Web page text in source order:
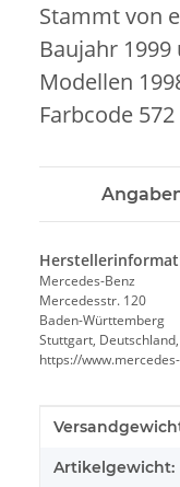
Stammt von
Baujahr
Modellen
Farbcode
Mercedes-Benz
Mercedesstr. 120
Baden-Württemberg
Stuttgart,
https://
Wert
Artikelgewicht: